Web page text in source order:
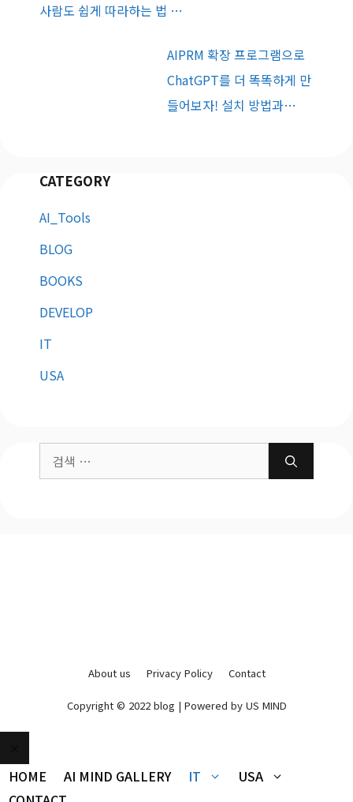
사람도 쉽게 따라하는 법 …
AIPRM 확장 프로그램으로
ChatGPT를 더 똑똑하게 만
들어보자! 설치 방법과…
CATEGORY
AI_Tools
BLOG
BOOKS
DEVELOP
IT
USA
About us Privacy Policy Contact
Copyright © 2022 blog | Powered by US MIND
HOME AI MIND GALLERY IT
USA